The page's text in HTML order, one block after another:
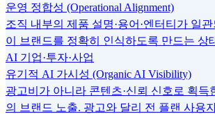
운영 정합성 (Operational Alignment)
조직 내부의 제품 설명·용어·엔터티가 일
이 브랜드를 정확히 인식하도록 만드는 상
AI 기업·투자·사업
유기적 AI 가시성 (Organic AI Visibility)
광고비가 아니라 콘텐츠·신뢰 신호로 획득
의 브랜드 노출. 광고와 달리 전 플랜 사용